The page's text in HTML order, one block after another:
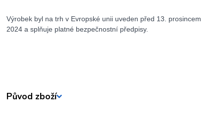
Výrobek byl na trh v Evropské unii uveden před 13. prosincem
2024 a splňuje platné bezpečnostní předpisy.
Původ zboží